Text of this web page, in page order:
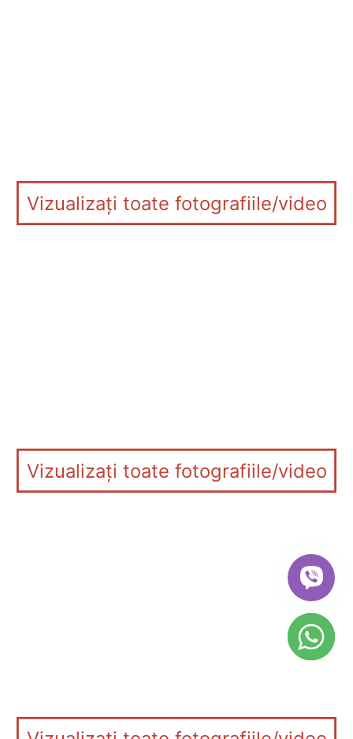
Vizualizați toate fotografiile/video
Vizualizați toate fotografiile/video